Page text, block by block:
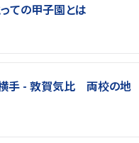
ての甲子園とは
横手 - 敦賀気比 両校の地